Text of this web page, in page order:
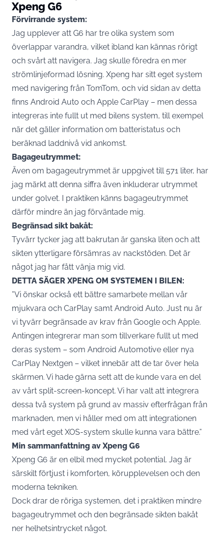
Xpeng G6
Förvirrande system:
Jag upplever att G6 har tre olika system som
överlappar varandra, vilket ibland kan kännas rörigt
och svårt att navigera. Jag skulle föredra en mer
strömlinjeformad lösning. Xpeng har sitt eget system
med navigering från TomTom, och vid sidan av detta
finns Android Auto och Apple CarPlay – men dessa
integreras inte fullt ut med bilens system, till exempel
när det gäller information om batteristatus och
beräknad laddnivå vid ankomst.
Bagageutrymmet:
Även om bagageutrymmet är uppgivet till 571 liter, har
jag märkt att denna siffra även inkluderar utrymmet
under golvet. I praktiken känns bagageutrymmet
därför mindre än jag förväntade mig.
Begränsad sikt bakåt:
Tyvärr tycker jag att bakrutan är ganska liten och att
sikten ytterligare försämras av nackstöden. Det är
något jag har fått vänja mig vid.
DETTA SÄGER XPENG OM SYSTEMEN I BILEN:
”Vi önskar också ett bättre samarbete mellan vår
mjukvara och CarPlay samt Android Auto. Just nu är
vi tyvärr begränsade av krav från Google och Apple.
Antingen integrerar man som tillverkare fullt ut med
deras system – som Android Automotive eller nya
CarPlay Nextgen – vilket innebär att de tar över hela
skärmen. Vi hade gärna sett att de kunde vara en del
av vårt split-screen-koncept. Vi har valt att integrera
dessa två system på grund av massiv efterfrågan från
marknaden, men vi håller med om att integrationen
med vårt eget XOS-system skulle kunna vara bättre.”
Min sammanfattning av Xpeng G6
Xpeng G6 är en elbil med mycket potential. Jag är
särskilt förtjust i komforten, körupplevelsen och den
moderna tekniken.
Dock drar de röriga systemen, det i praktiken mindre
bagageutrymmet och den begränsade sikten bakåt
ner helhetsintrycket något.